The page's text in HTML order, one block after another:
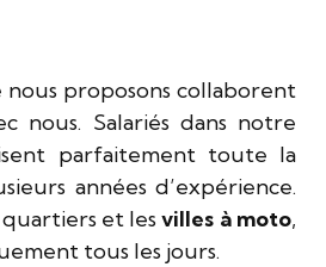
nous proposons collaborent
nous. Salariés dans notre
parfaitement toute la
années d’expérience.
et lesvilles à moto,
tous les jours.